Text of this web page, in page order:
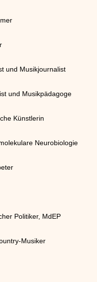
und Musikjournalist
und Musikpädagoge
Künstlerin
Neurobiologie
Politiker, MdEP
Musiker